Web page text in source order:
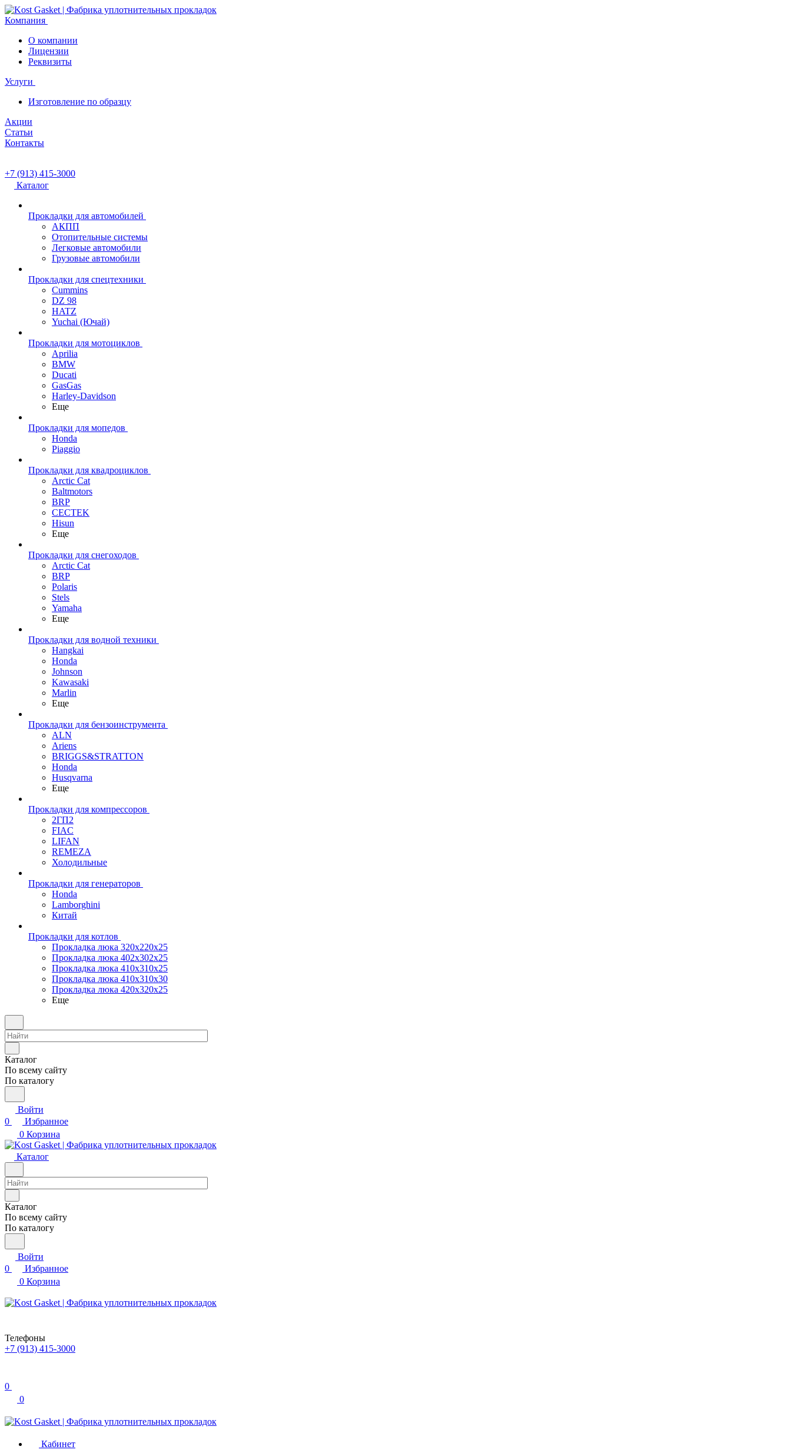
Компания
О компании
Лицензии
Реквизиты
Услуги
Изготовление по образцу
Акции
Статьи
Контакты
+7 (913) 415-3000
Каталог
Прокладки для автомобилей
АКПП
Отопительные системы
Легковые автомобили
Грузовые автомобили
Прокладки для спецтехники
Cummins
DZ 98
HATZ
Yuchai (Ючай)
Прокладки для мотоциклов
Aprilia
BMW
Ducati
GasGas
Harley-Davidson
Еще
Прокладки для мопедов
Honda
Piaggio
Прокладки для квадроциклов
Arctic Cat
Baltmotors
BRP
CECTEK
Hisun
Еще
Прокладки для снегоходов
Arctic Cat
BRP
Polaris
Stels
Yamaha
Еще
Прокладки для водной техники
Hangkai
Honda
Johnson
Kawasaki
Marlin
Еще
Прокладки для бензоинструмента
ALN
Ariens
BRIGGS&STRATTON
Honda
Husqvarna
Еще
Прокладки для компрессоров
2ГП2
FIAC
LIFAN
REMEZA
Холодильные
Прокладки для генераторов
Honda
Lamborghini
Китай
Прокладки для котлов
Прокладка люка 320x220x25
Прокладка люка 402x302x25
Прокладка люка 410x310x25
Прокладка люка 410х310х30
Прокладка люка 420x320x25
Еще
Каталог
По всему сайту
По каталогу
Войти
0
Избранное
0 Корзина
Каталог
Каталог
По всему сайту
По каталогу
Войти
0
Избранное
0 Корзина
Телефоны
+7 (913) 415-3000
0
0
Кабинет